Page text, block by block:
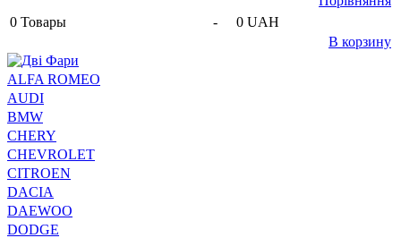
0 Товары -
0 UAH
В корзину
ALFA ROMEO
AUDI
BMW
CHERY
CHEVROLET
CITROEN
DACIA
DAEWOO
DODGE